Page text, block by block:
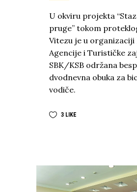
U okviru projekta
pruge” tokom
Vitezu je u organizaciji
Agencije i Turističke
SBK/KSB održana
dvodnevna obuka za
vodiče.
3 LIKE